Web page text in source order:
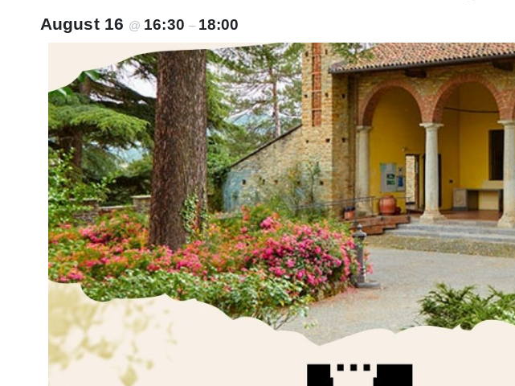
August 16 @ 16:30 – 18:00